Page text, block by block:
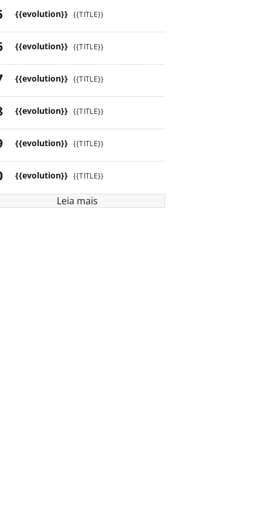
1.279,6 2.389,3 3.229,3 3.708,4
1.511,5 2.604,9 3.356,3 3.736,6
{{evolution}} {{TITLE}}
{{evolution}} {{TITLE}}
{{evolution}} {{TITLE}}
{{evolution}} {{TITLE}}
{{evolution}} {{TITLE}}
{{evolution}} {{TITLE}}
Leia mais